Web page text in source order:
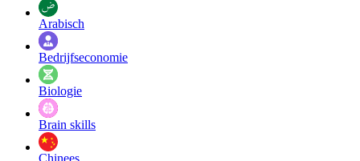
Arabisch
Bedrijfseconomie
Biologie
Brain skills
Chinees